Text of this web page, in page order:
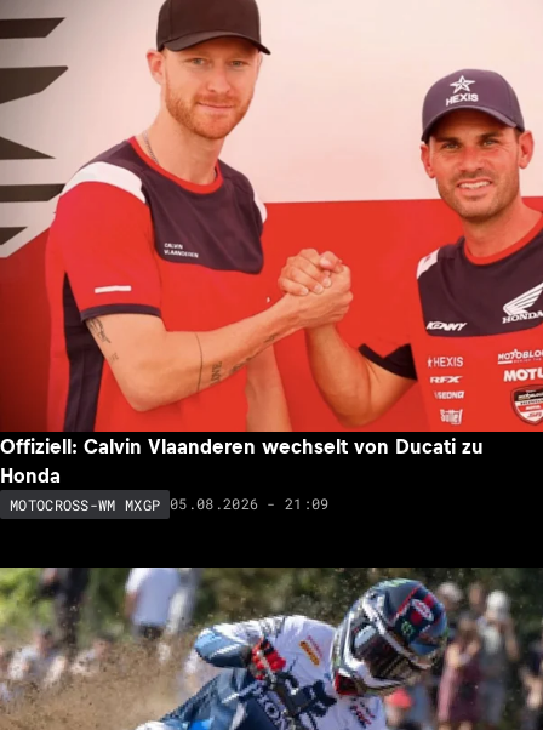
Offiziell: Calvin Vlaanderen wechselt von Ducati zu
Honda
MOTOCROSS-WM MXGP 05.08.2026 - 21:09